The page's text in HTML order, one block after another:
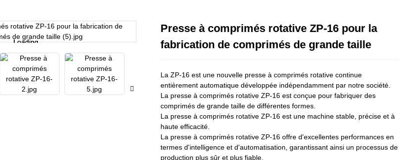
Loading...
Loading...
Loading...
Loading...
Presse à comprimés rotative ZP-16 pour la
fabrication de comprimés de grande taille
La ZP-16 est une nouvelle presse à comprimés rotative continue
entièrement automatique développée indépendamment par notre société.
La presse à comprimés rotative ZP-16 est conçue pour fabriquer des
comprimés de grande taille de différentes formes.
La presse à comprimés rotative ZP-16 est une machine stable, précise et à
haute efficacité.
La presse à comprimés rotative ZP-16 offre d'excellentes performances en
termes d'intelligence et d'automatisation, garantissant ainsi un processus de
production plus sûr et plus fiable.